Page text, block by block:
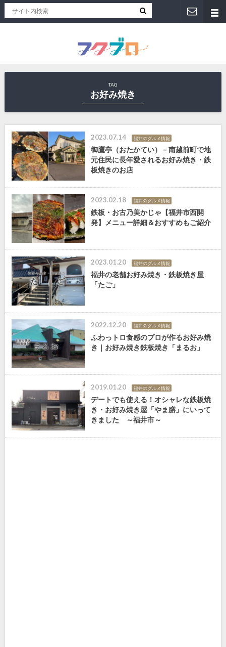
TAG
お好み焼き
2023.07.14 福井のグルメ情報
御鷹亭（おたかてい） – 南越前町で地
元住民に長年愛されるお好み焼き・鉄
板焼きのお店
2023.02.18 福井のグルメ情報
鉄板・お古乃美かじゃ【福井市西開
発】メニュー詳細＆おすすめもご紹介
2023.01.20 福井のグルメ情報
福井の老舗お好み焼き・鉄板焼き屋
「たご」
2022.12.20 福井のグルメ情報
ふわっトロ食感のプロが作るお好み焼
き｜お好み焼き鉄板焼き「まるお」
2019.01.20 福井のグルメ情報
デートでも使える！オシャレな鉄板焼
き・お好み焼き屋「やま膳」にいって
きました ～福井市～